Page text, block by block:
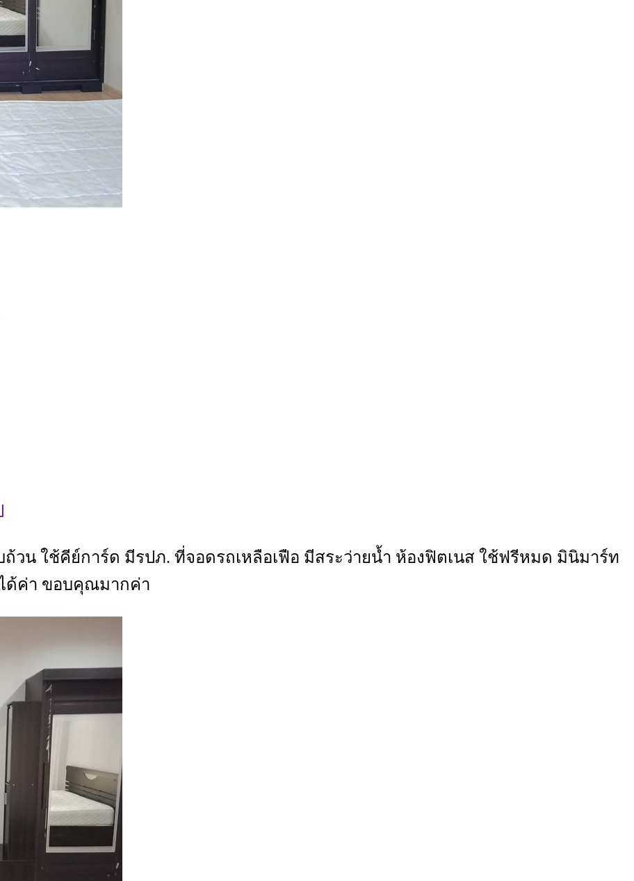
วน ใช้คีย์การ์ด มีรปภ. ที่จอดรถเหลือเฟือ มีสระว่ายน้ำ ห้องฟิตเนส ใช้ฟรีหมด มินิมาร์ท
ด้ค่า ขอบคุณมากค่า